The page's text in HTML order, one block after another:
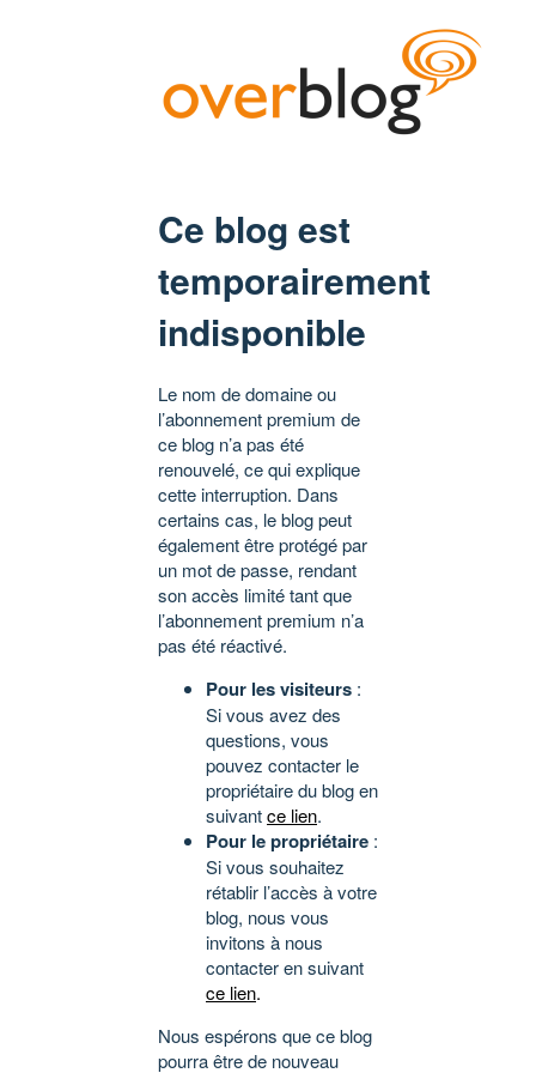
Ce blog est
temporairement
indisponible
Le nom de domaine ou
l’abonnement premium de
ce blog n’a pas été
renouvelé, ce qui explique
cette interruption. Dans
certains cas, le blog peut
également être protégé par
un mot de passe, rendant
son accès limité tant que
l’abonnement premium n’a
pas été réactivé.
Pour les visiteurs :
Si vous avez des
questions, vous
pouvez contacter le
propriétaire du blog en
suivantce lien.
Pour le propriétaire :
Si vous souhaitez
rétablir l’accès à votre
blog, nous vous
invitons à nous
contacter en suivant
ce lien.
Nous espérons que ce blog
pourra être de nouveau